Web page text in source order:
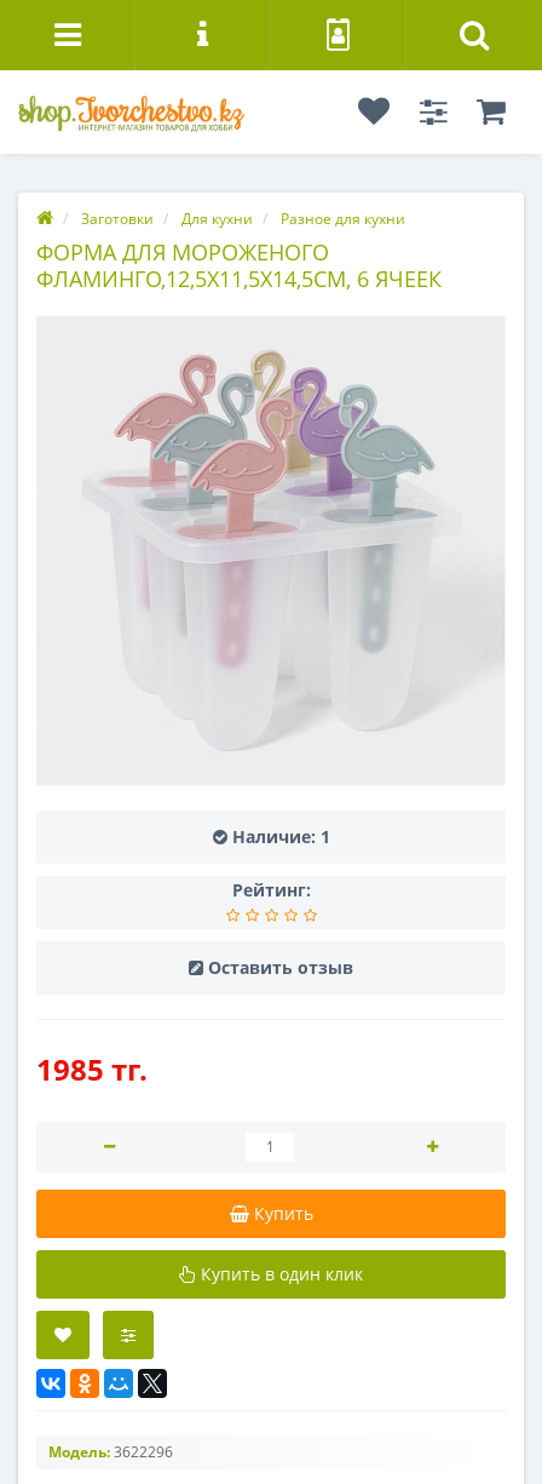
Заготовки Для кухни Разное для кухни
ФОРМА ДЛЯ МОРОЖЕНОГО
ФЛАМИНГО,12,5Х11,5Х14,5СМ, 6 ЯЧЕЕК
Наличие: 1
Рейтинг:
Оставить отзыв
1985 тг.
Купить
Купить в один клик
Модель:3622296